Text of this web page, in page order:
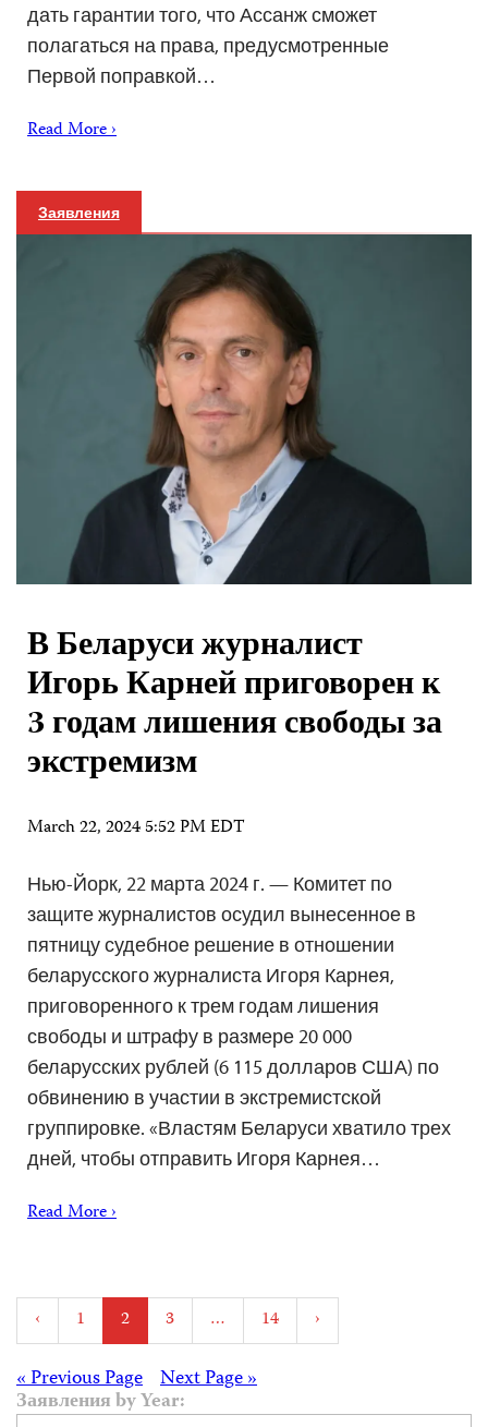
дать гарантии того, что Ассанж сможет
полагаться на права, предусмотренные
Первой поправкой…
Read More ›
Заявления
В Беларуси журналист
Игорь Карней приговорен к
3 годам лишения свободы за
экстремизм
March 22, 2024 5:52 PM EDT
Нью-Йорк, 22 марта 2024 г. — Комитет по
защите журналистов осудил вынесенное в
пятницу судебное решение в отношении
беларусского журналиста Игоря Карнея,
приговоренного к трем годам лишения
свободы и штрафу в размере 20 000
беларусских рублей (6 115 долларов США) по
обвинению в участии в экстремистской
группировке. «Властям Беларуси хватило трех
дней, чтобы отправить Игоря Карнея…
Read More ›
Posts
pagination
‹ 1 2 3 … 14 ›
Posts Next Page »
« Previous Page
Заявления by Year: